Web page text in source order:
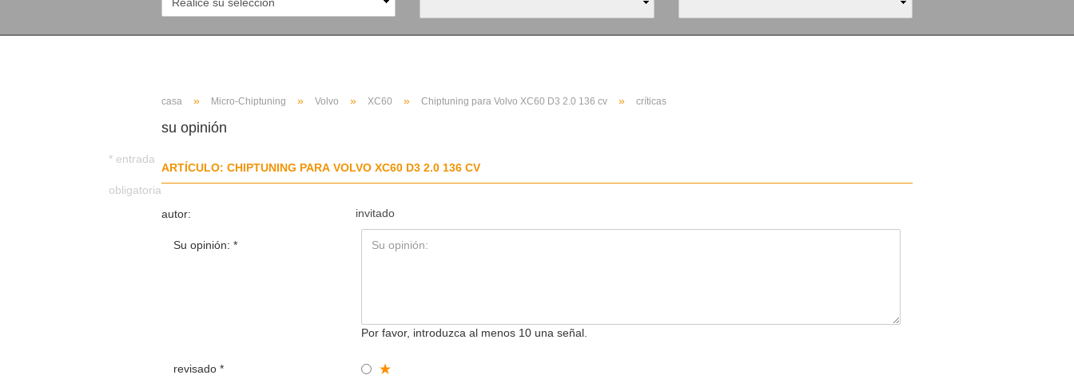
¿Ha olvidado su contraseña?
casa » Micro-Chiptuning » Volvo » XC60 » Chiptuning para Volvo XC60 D3 2.0 136 cv » críticas
su opinión
ARTÍCULO: CHIPTUNING PARA VOLVO XC60 D3 2.0 136 CV
autor: invitado
Su opinión:
Por favor, introduzca al menos 10 una señal.
revisado
* entrada
obligatoria